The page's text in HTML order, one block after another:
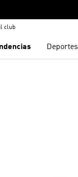
club
Deportes